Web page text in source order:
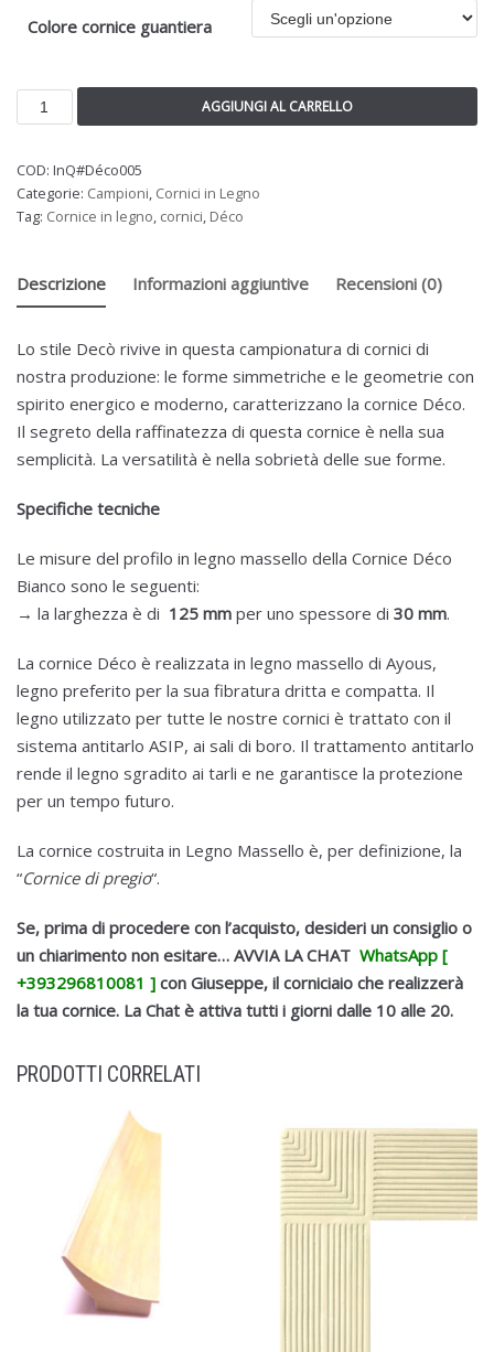
Colore cornice guantiera
AGGIUNGI AL CARRELLO
COD: InQ#Déco005
Categorie: Campioni, Cornici in Legno
Tag: Cornice in legno, cornici, Déco
Descrizione Informazioni aggiuntive Recensioni (0)
Lo stile Decò rivive in questa campionatura di cornici di
nostra produzione: le forme simmetriche e le geometrie con
spirito energico e moderno, caratterizzano la cornice Déco.
Il segreto della raffinatezza di questa cornice è nella sua
semplicità. La versatilità è nella sobrietà delle sue forme.
Specifiche tecniche
Le misure del profilo in legno massello della Cornice Déco
Bianco sono le seguenti:
→ la larghezza è di 125 mm per uno spessore di 30 mm.
La cornice Déco è realizzata in legno massello di Ayous,
legno preferito per la sua fibratura dritta e compatta. Il
legno utilizzato per tutte le nostre cornici è trattato con il
sistema antitarlo ASIP, ai sali di boro. Il trattamento antitarlo
rende il legno sgradito ai tarli e ne garantisce la protezione
per un tempo futuro.
La cornice costruita in Legno Massello è, per definizione, la
“Cornice di pregio“.
Se, prima di procedere con l’acquisto, desideri un consiglio o
un chiarimento non esitare… AVVIA LA CHAT WhatsApp [
+393296810081 ] con Giuseppe, il corniciaio che realizzerà
la tua cornice. La Chat è attiva tutti i giorni dalle 10 alle 20.
PRODOTTI CORRELATI